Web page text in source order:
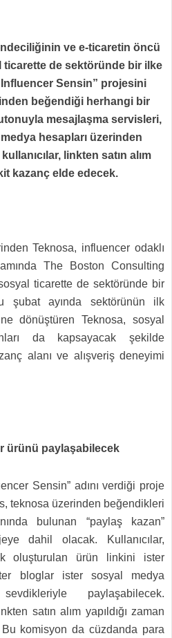
ve e-ticaretin öncü
ticarette de sektöründe bir ilke
Influencer Sensin” projesini
beğendiği herhangi bir
mesajlaşma servisleri,
hesapları üzerinden
linkten satın alım
kazanç elde edecek.
Teknosa, influencer odaklı
The Boston Consulting
ticarette de sektöründe bir
şubat ayında sektörünün ilk
dönüştüren Teknosa, sosyal
da kapsayacak şekilde
alanı ve alışveriş deneyimi
ürünü paylaşabilecek
Sensin” adını verdiği proje
teknosa üzerinden beğendikleri
bulunan “paylaş kazan”
dahil olacak. Kullanıcılar,
oluşturulan ürün linkini ister
bloglar ister sosyal medya
paylaşabilecek.
satın alım yapıldığı zaman
komisyon da cüzdanda para